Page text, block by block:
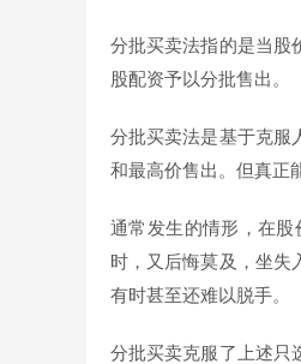
分批买卖法指的是当股
股配资予以分批售出。
分批买卖法是基于克服
和最高价售出。但真正
通常发生的情形，在
时，又后悔莫及，坐失
有时甚至还难以脱手。
分批买卖克服了上述只